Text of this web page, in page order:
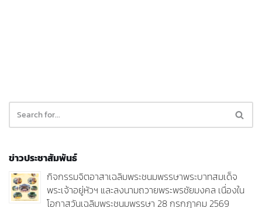
ข่าวประชาสัมพันธ์
กิจกรรมจิตอาสาเฉลิมพระชนมพรรษาพระบาทสมเด็จ
พระเจ้าอยู่หัวฯ และลงนามถวายพระพรชัยมงคล เนื่องใน
โอกาสวันเฉลิมพระชนมพรรษา 28 กรกฎาคม 2569